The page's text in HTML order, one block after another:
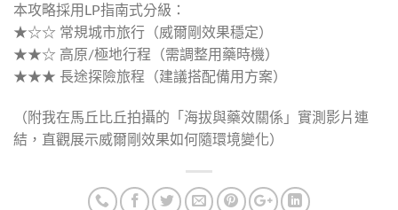
本攻略採用LP指南式分級：
★☆☆ 常規城市旅行（威爾剛效果穩定）
★★☆ 高原/極地行程（需調整用藥時機）
★★★ 長途探險旅程（建議搭配備用方案）
（附我在馬丘比丘拍攝的「海拔與藥效關係」實測影片連
結，直觀展示威爾剛效果如何隨環境變化）